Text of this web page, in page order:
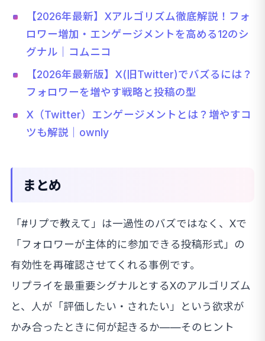
【2026年最新】Xアルゴリズム徹底解説！フォ
ロワー増加・エンゲージメントを高める12のシ
グナル｜コムニコ
【2026年最新版】X(旧Twitter)でバズるには？
フォロワーを増やす戦略と投稿の型
X（Twitter）エンゲージメントとは？増やすコ
ツも解説｜ownly
まとめ
「#リプで教えて」は一過性のバズではなく、Xで
「フォロワーが主体的に参加できる投稿形式」の
有効性を再確認させてくれる事例です。
リプライを最重要シグナルとするXのアルゴリズム
と、人が「評価したい・されたい」という欲求が
かみ合ったときに何が起きるか——そのヒント